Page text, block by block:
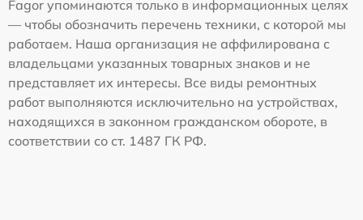
Fagor упоминаются только в информационных целях
— чтобы обозначить перечень техники, с которой мы
работаем. Наша организация не аффилирована с
владельцами указанных товарных знаков и не
представляет их интересы. Все виды ремонтных
работ выполняются исключительно на устройствах,
находящихся в законном гражданском обороте, в
соответствии со ст. 1487 ГК РФ.